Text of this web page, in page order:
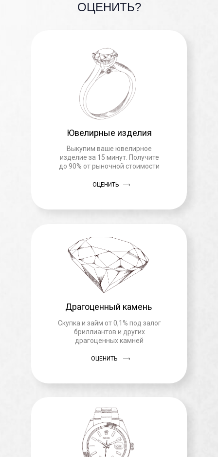
ОЦЕНИТЬ?
Ювелирные изделия
Выкупим ваше ювелирное
изделие за 15 минут. Получите
до 90% от рыночной стоимости
Драгоценный камень
Скупка и займ от 0,1% под залог
бриллиантов и других
драгоценных камней
ОЦЕНИТЬ
ОЦЕНИТЬ